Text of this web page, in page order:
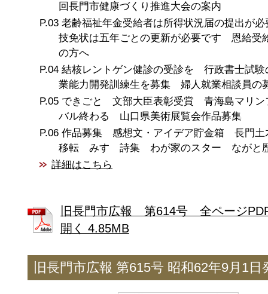
回長門市健康づくり推進大会の案内
老齢福祉年金受給者は所得状況届の提出が
技免状は五年ごとの更新が必要です 恩給受
の方へ
結核レントゲン健診の受診を 行政書士試
業能力開発訓練生を募集 婦人就業相談員の
できごと 文部大臣表彰受賞 青海島マリン
バル終わる 山口県美術展覧会作品募集
作品募集 感想文・アイデア貯金箱 長門土
移転 みすゞ詩集 わが家のスター ながと
詳細はこちら
旧長門市広報 第614号 全ページ
開く 4.85MB
旧長門市広報 第615号 昭和62年9月1日